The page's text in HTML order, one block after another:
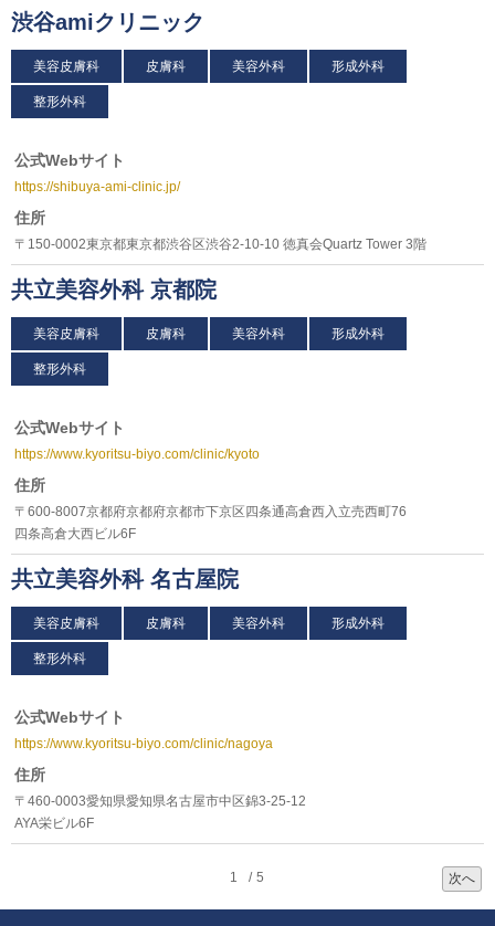
渋谷amiクリニック
美容皮膚科 皮膚科 美容外科 形成外科
整形外科
公式Webサイト
https://shibuya-ami-clinic.jp/
住所
〒150-0002東京都東京都渋谷区渋谷2-10-10 徳真会Quartz Tower 3階
共立美容外科 京都院
美容皮膚科 皮膚科 美容外科 形成外科
整形外科
公式Webサイト
https://www.kyoritsu-biyo.com/clinic/kyoto
住所
〒600-8007京都府京都府京都市下京区四条通高倉西入立売西町76
四条高倉大西ビル6F
共立美容外科 名古屋院
美容皮膚科 皮膚科 美容外科 形成外科
整形外科
公式Webサイト
https://www.kyoritsu-biyo.com/clinic/nagoya
住所
〒460-0003愛知県愛知県名古屋市中区錦3-25-12
AYA栄ビル6F
1 5 次へ